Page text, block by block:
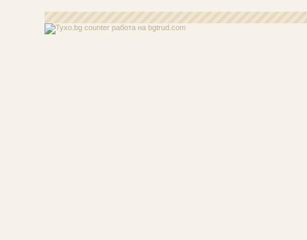
работа на bgtrud.com